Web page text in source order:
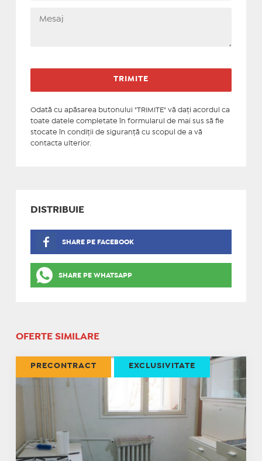
Odată cu apăsarea butonului "TRIMITE" vă daţi acordul ca
toate datele completate în formularul de mai sus să fie
stocate în condiţii de siguranţă cu scopul de a vă
contacta ulterior.
DISTRIBUIE
SHARE PE FACEBOOK
SHARE PE WHATSAPP
OFERTE SIMILARE
PRECONTRACT EXCLUSIVITATE